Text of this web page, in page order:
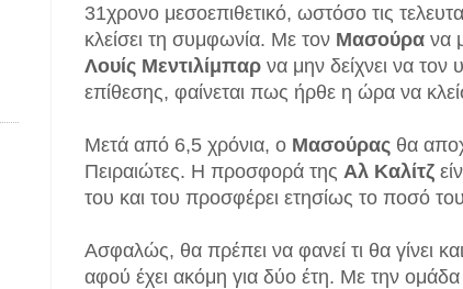
31χρονο μεσοεπιθετικό, ωστόσο τις
κλείσει τη συμφωνία. Με τον Μασούρα να
Λουίς Μεντιλίμπαρ να μην δείχνει να τον
επίθεσης, φαίνεται πως ήρθε η ώρα να
Μετά από 6,5 χρόνια, ο Μασούρας θα
Πειραιώτες. Η προσφορά της Αλ Καλίτζ
του και του προσφέρει ετησίως το ποσό του
Ασφαλώς, θα πρέπει να φανεί τι θα γίνει
αφού έχει ακόμη για δύο έτη. Με την